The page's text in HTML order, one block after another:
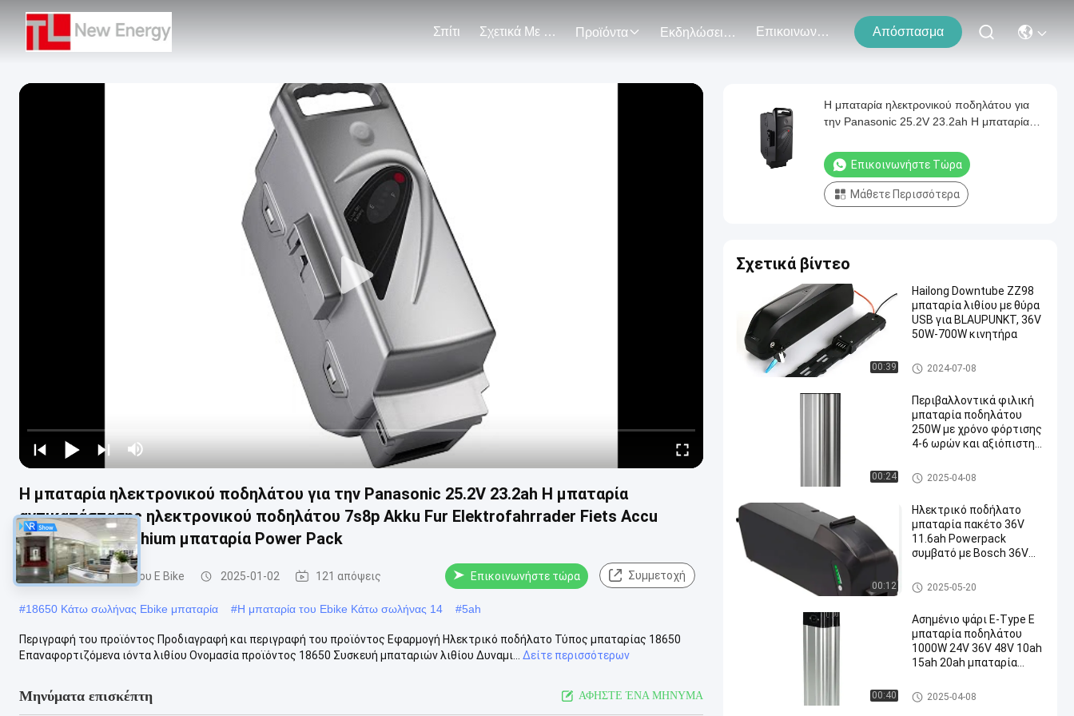
Σπίτι Σχετικά Με Εμάς Προϊόντα Εκδηλώσεις Επικοινωνήστε Μαζί Μας Απόσπασμα
Η μπαταρία ηλεκτρονικού ποδηλάτου για την Panasonic 25.2V 23.2ah Η μπαταρία
αντικατάστασης ηλεκτρονικού ποδηλάτου 7s8p Akku Fur Elektrofahrrader Fiets Accu
Fahrrad Akku Lithium μπαταρία Power Pack
Η μπαταρία λιθίου του E Bike 2025-01-02 121 απόψεις Επικοινωνήστε τώρα Συμμετοχή
#18650 Κάτω σωλήνας Ebike μπαταρία #Η μπαταρία του Ebike Κάτω σωλήνας 14 #5ah
Περιγραφή του προϊόντος Προδιαγραφή και περιγραφή του προϊόντος Εφαρμογή Ηλεκτρικό ποδήλατο Τύπος μπαταρίας 18650
Επαναφορτιζόμενα ιόντα λιθίου Ονομασία προϊόντος 18650 Συσκευή μπαταριών λιθίου Δυναμι...
Δείτε περισσότερων
Μηνύματα επισκέπτη ΑΦΗΣΤΕ ΈΝΑ ΜΗΝΥΜΑ
Η μπαταρία ηλεκτρονικού ποδηλάτου για
την Panasonic 25.2V 23.2ah Η μπαταρία
7s8p Akku Fur Elektrofahrrader Fiets Accu
Fahrrad Akku Lithium μπαταρία Power
Pack
Επικοινωνήστε Τώρα
Μάθετε Περισσότερα
Σχετικά βίντεο
00:39
Hailong Downtube ZZ98
μπαταρία λιθίου με θύρα
USB για BLAUPUNKT, 36V
50W-700W κινητήρα
Η μπαταρία λιθίου του E Bike
2024-07-08
00:24
Περιβαλλοντικά φιλική
μπαταρία ποδηλάτου
250W με χρόνο φόρτισης
4-6 ωρών και αξιόπιστη
Η μπαταρία λιθίου του E Bike
2025-04-08
00:12
Ηλεκτρικό ποδήλατο
μπαταρία πακέτο 36V
11.6ah Powerpack
συμβατό με Bosch 36V
300/400.Αποτελεσματικό
και βολικό
Η μπαταρία λιθίου του E Bike
2025-05-20
00:40
Ασημένιο ψάρι E-Type E
μπαταρία ποδηλάτου
1000W 24V 36V 48V 10ah
15ah 20ah μπαταρία
μπαταρία ποδηλάτου
18650 κυψέλης
Η μπαταρία λιθίου του E Bike
2025-04-08